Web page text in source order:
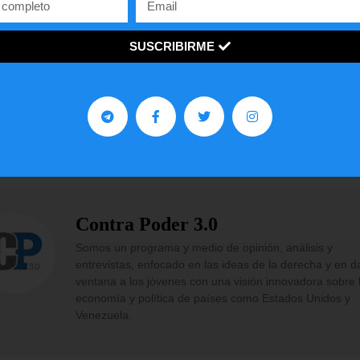
Pérez Pirela (@maperezpirela)May 5, 2024
artículo? Co mp
Contra Poder 3.0
Somos un programa y medio de opinión, análisis y
entrevistas, enfocado en las ideas de la derecha y en
ventana a los jóvenes con una visión innovadora sobre
economía y política de países como Estados Unidos y
Venezuela.
SUSCRIBIRME